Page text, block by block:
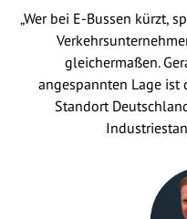
„Wer bei E-Bussen kürzt,
gleichermaßen.
angespannten Lage ist
Standort